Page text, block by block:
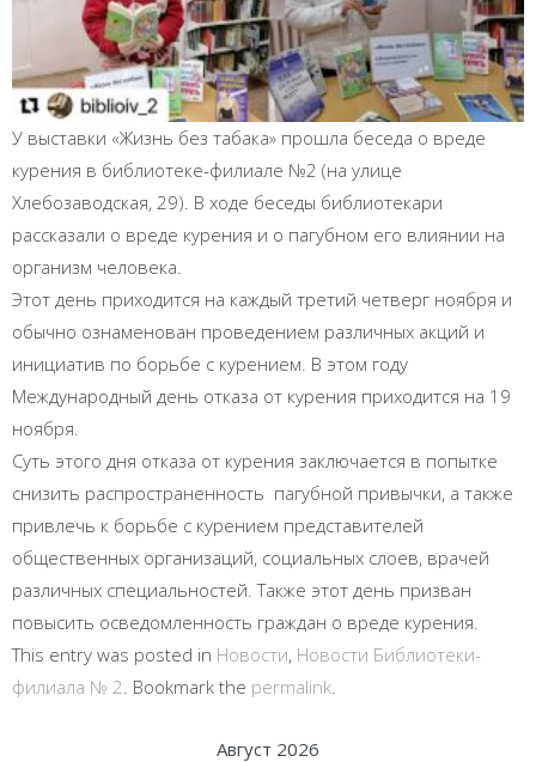
У выставки «Жизнь без табака» прошла беседа о вреде
курения в библиотеке-филиале №2 (на улице
Хлебозаводская, 29). В ходе беседы библиотекари
рассказали о вреде курения и о пагубном его влиянии на
организм человека.
Этот день приходится на каждый третий четверг ноября и
обычно ознаменован проведением различных акций и
инициатив по борьбе с курением. В этом году
Международный день отказа от курения приходится на 19
ноября.
Суть этого дня отказа от курения заключается в попытке
снизить распространенность пагубной привычки, а также
привлечь к борьбе с курением представителей
общественных организаций, социальных слоев, врачей
различных специальностей. Также этот день призван
повысить осведомленность граждан о вреде курения.
This entry was posted in Новости, Новости Библиотеки-
филиала № 2 . Bookmark the permalink
Август 2026